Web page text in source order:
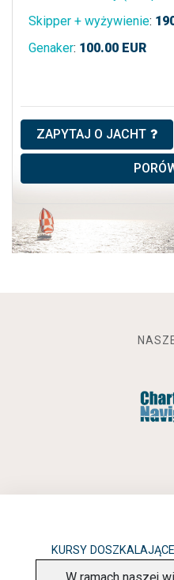
Skipper + wyżywienie:
Genaker: 100.00 EUR
ZAPYTAJ O JACHT
KURSY DOSZKALAJĄCE